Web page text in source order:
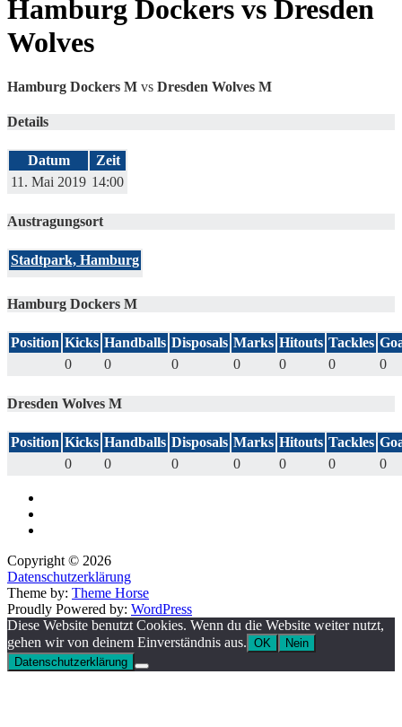
Hamburg Dockers vs Dresden
Wolves
Hamburg Dockers M vs Dresden Wolves M
Details
Datum
Zeit
11. Mai 2019 14:00
Austragungsort
Stadtpark, Hamburg
Hamburg Dockers M
Position Kicks Handballs Disposals Marks Hitouts Tackles
0
0 0 0 0 0 0
Dresden Wolves M
Position Kicks Handballs Disposals Marks Hitouts Tackles
0
0 0 0 0 0 0
Copyright © 2026
Datenschutzerklärung
Theme by: Theme Horse
Proudly Powered by: WordPress
Diese Website benutzt Cookies. Wenn du die Website weiter nutzt,
gehen wir von deinem Einverständnis aus. OK
Nein
Datenschutzerklärung